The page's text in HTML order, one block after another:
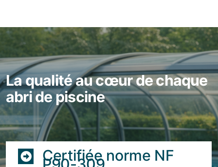
La qualité au cœur de chaque
abri de piscine
Certifiée norme NF